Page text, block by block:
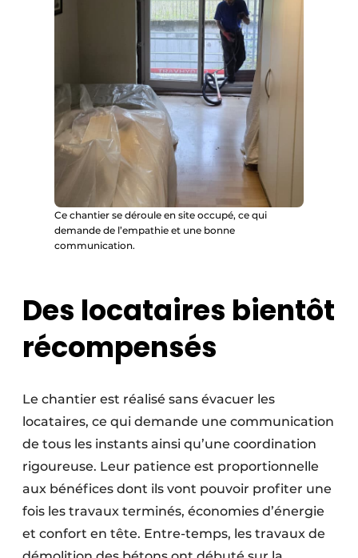
Ce chantier se déroule en site occupé, ce qui
demande de l’empathie et une bonne
communication.
Des locataires bientôt
récompensés
Le chantier est réalisé sans évacuer les
locataires, ce qui demande une communication
de tous les instants ainsi qu’une coordination
rigoureuse. Leur patience est proportionnelle
aux bénéfices dont ils vont pouvoir profiter une
fois les travaux terminés, économies d’énergie
et confort en tête. Entre-temps, les travaux de